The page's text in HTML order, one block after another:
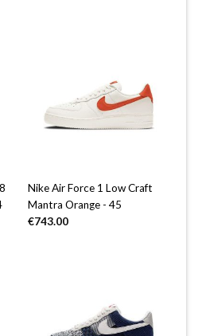
Nike Air Force 1 Low Craft
Mantra Orange - 45
€743.00